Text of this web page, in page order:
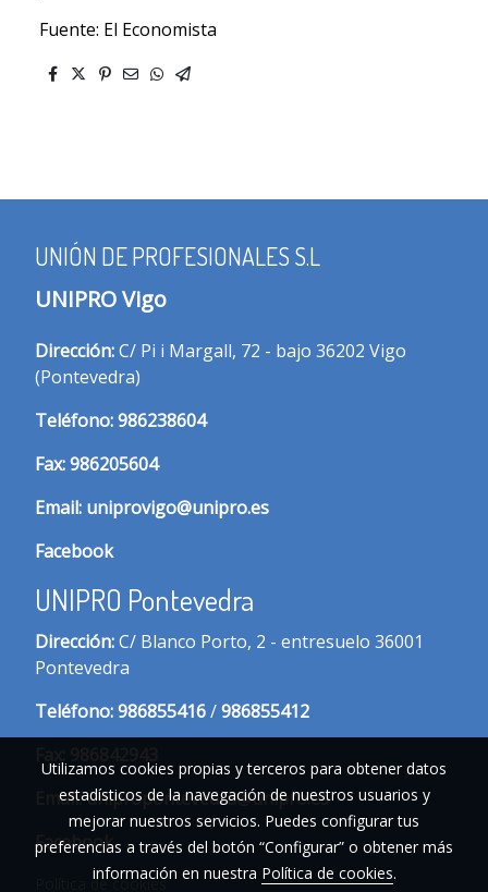
Fuente: El Economista
UNIÓN DE PROFESIONALES S.L
UNIPRO Vigo
Dirección:C/ Pi i Margall, 72 - bajo 36202 Vigo
(Pontevedra)
Teléfono:986238604
Fax:986205604
Email: uniprovigo@unipro.es
Facebook
UNIPRO Pontevedra
Dirección:C/ Blanco Porto, 2 - entresuelo 36001
Pontevedra
Teléfono:986855416/986855412
Email:unipropontevedra@unipro.es
Facebook
Política de cookies
Utilizamos cookies propias y terceros para obtener datos
estadísticos de la navegación de nuestros usuarios y
mejorar nuestros servicios. Puedes configurar tus
preferencias a través del botón “Configurar” o obtener más
información en nuestra Política de cookies.